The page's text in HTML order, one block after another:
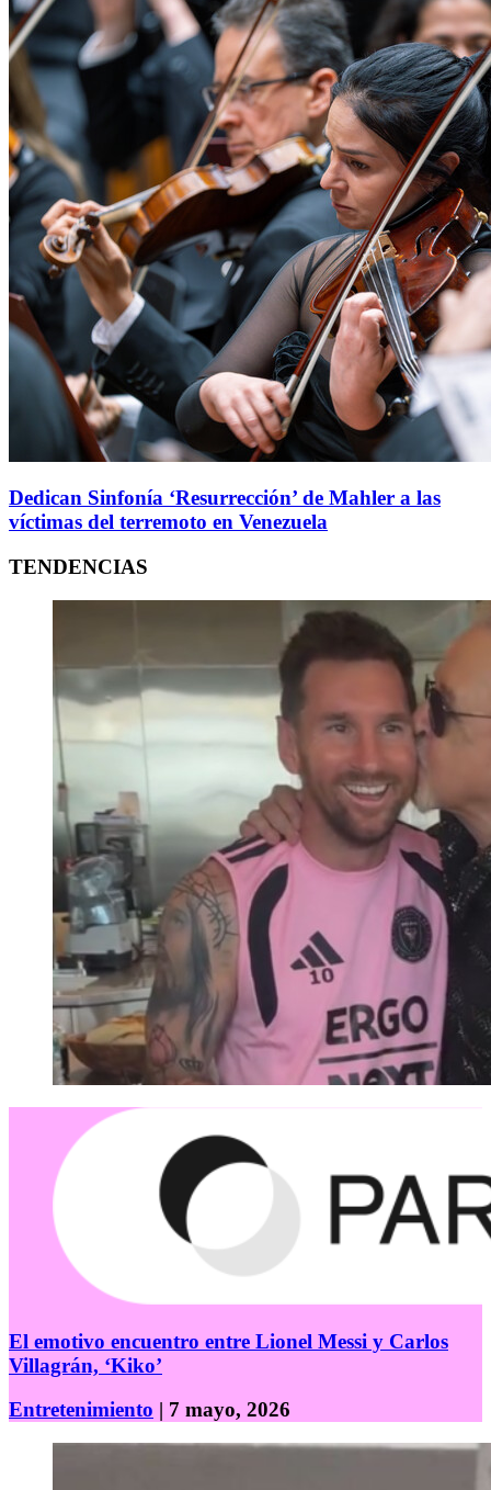
Dedican Sinfonía ‘Resurrección’ de Mahler a las
víctimas del terremoto en Venezuela
TENDENCIAS
El emotivo encuentro entre Lionel Messi y Carlos
Villagrán, ‘Kiko’
Entretenimiento | 7 mayo, 2026